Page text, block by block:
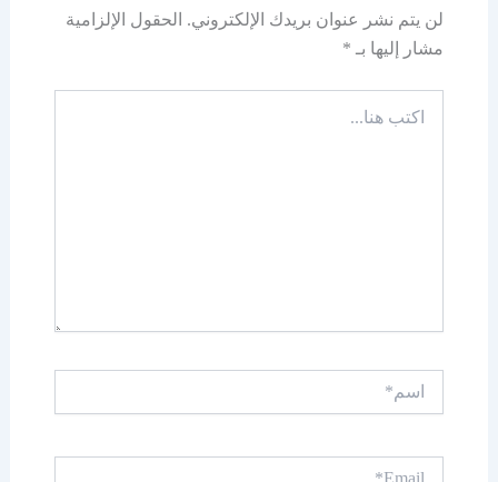
لن يتم نشر عنوان بريدك الإلكتروني. الحقول الإلزامية
مشار إليها بـ *
هنا...